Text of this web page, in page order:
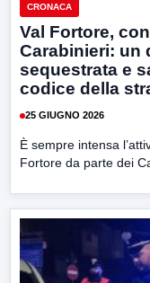
CRONACA
Val Fortore,
Carabinieri: un
sequestrata e
codice della
25 GIUGNO 2026
È sempre intensa
Fortore da parte dei